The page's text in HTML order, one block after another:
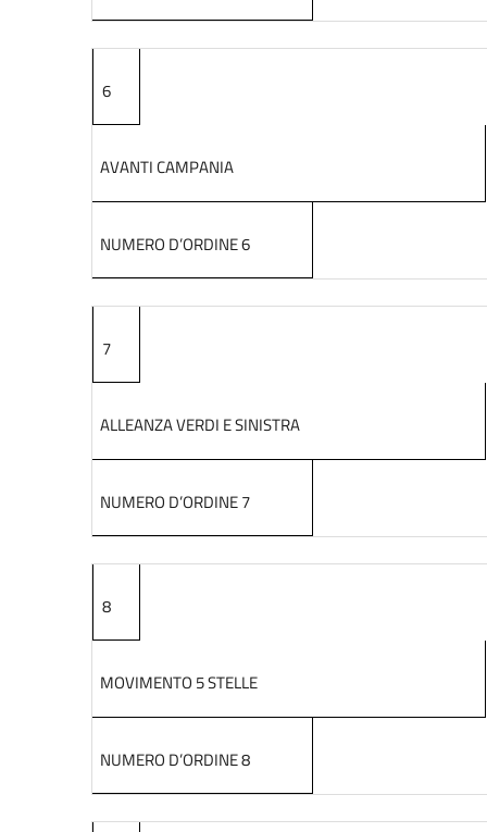
6
AVANTI CAMPANIA
NUMERO D’ORDINE 6
7
ALLEANZA VERDI E SINISTRA
NUMERO D’ORDINE 7
8
MOVIMENTO 5 STELLE
NUMERO D’ORDINE 8